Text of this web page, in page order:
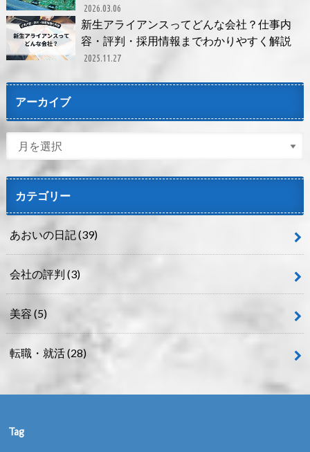
2026.03.06
新生アライアンスってどんな会社？仕事内
容・評判・採用情報までわかりやすく解説
2025.11.27
アーカイブ
カテゴリー
あおいの日記(39)
会社の評判 (3)
美容 (5)
転職・就活(28)
Tag